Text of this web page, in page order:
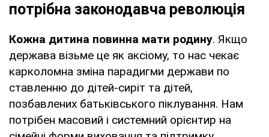
потрібна законодавча революція
Кожна дитина повинна мати родину. Якщо
держава візьме це як аксіому, то нас чекає
карколомна зміна парадигми держави по
ставленню до дітей-сиріт та дітей,
позбавлених батьківського піклування. Нам
потрібен масовий і системний орієнтир на